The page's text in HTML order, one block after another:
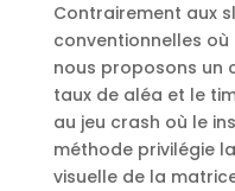
Contrairement aux
conventionnelles
nous proposons un
taux de aléa et le
au jeu crash où le
méthode privilégie
visuelle de la